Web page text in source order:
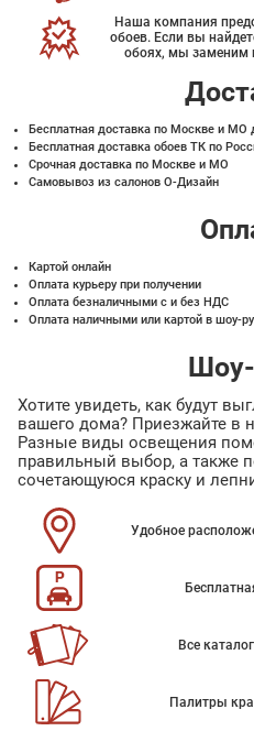
Наша компания
обоев. Если вы
обоях, мы заменим
Бесплатная доставка по Москве и МО
Бесплатная доставка обоев ТК по
Срочная доставка по Москве и МО
Самовывоз из салонов О-Дизайн
Картой онлайн
Оплата курьеру при получении
Оплата безналичными с и без НДС
Оплата наличными или картой в шоу-
Хотите увидеть, как будут
вашего дома? Приезжайте в
Разные виды освещения
правильный выбор, а также
сочетающуюся краску и
Удобное
Все
Палитры